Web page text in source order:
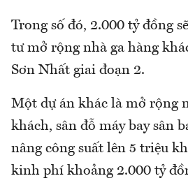
Trong số đó, 2.000 tỷ đồng
tư mở rộng nhà ga hàng
Sơn Nhất giai đoạn 2.
Một dự án khác là mở rộng
khách, sân đỗ máy bay sân
nâng công suất lên 5 triệu
kinh phí khoảng 2.000 tỷ